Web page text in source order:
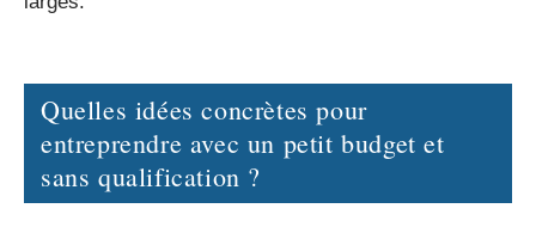
Quelles idées concrètes pour
entreprendre avec un petit budget et
sans qualification ?